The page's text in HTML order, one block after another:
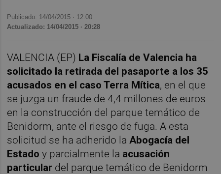
Publicado: 14/04/2015 · 12:00
Actualizado: 14/04/2015 · 20:28
VALENCIA (EP) La Fiscalía de Valencia ha
solicitado la retirada del pasaporte a los 35
acusados en el caso Terra Mítica, en el que
se juzga un fraude de 4,4 millones de euros
en la construcción del parque temático de
Benidorm, ante el riesgo de fuga. A esta
solicitud se ha adherido la Abogacía del
Estado y parcialmente la acusación
particular del parque temático de Benidorm